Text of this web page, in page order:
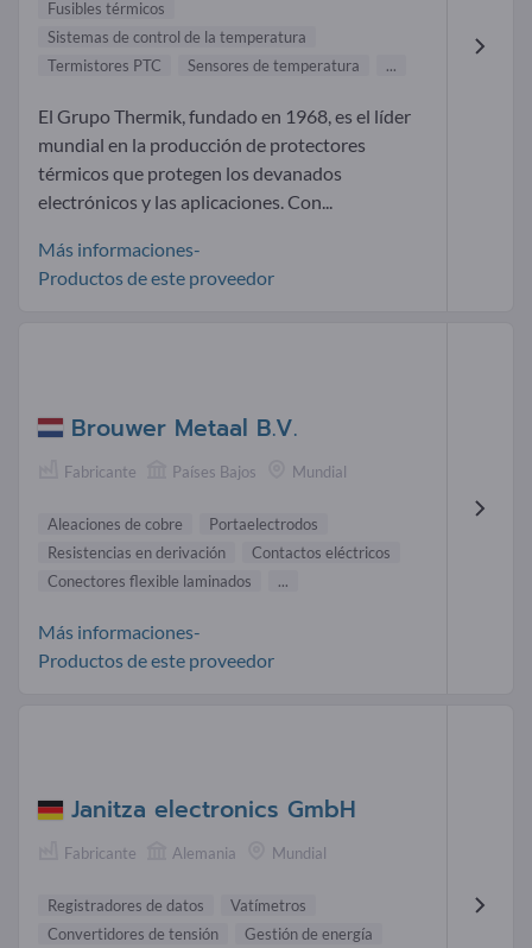
Fusibles térmicos
Sistemas de control de la temperatura
Termistores PTC
Sensores de temperatura ...
El Grupo Thermik, fundado en 1968, es el líder
mundial en la producción de protectores
térmicos que protegen los devanados
electrónicos y las aplicaciones. Con...
Más informaciones-
Productos de este proveedor
Brouwer Metaal B.V.
Fabricante Países Bajos Mundial
Aleaciones de cobre
Portaelectrodos
Resistencias en derivación
Contactos eléctricos
Conectores flexible laminados
...
Más informaciones-
Productos de este proveedor
Janitza electronics GmbH
Fabricante Alemania Mundial
Registradores de datos
Vatímetros
Convertidores de tensión
Gestión de energía